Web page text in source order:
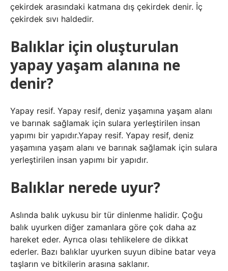
çekirdek arasındaki katmana dış çekirdek denir. İç
çekirdek sıvı haldedir.
Balıklar için oluşturulan
yapay yaşam alanına ne
denir?
Yapay resif. Yapay resif, deniz yaşamına yaşam alanı
ve barınak sağlamak için sulara yerleştirilen insan
yapımı bir yapıdır.Yapay resif. Yapay resif, deniz
yaşamına yaşam alanı ve barınak sağlamak için sulara
yerleştirilen insan yapımı bir yapıdır.
Balıklar nerede uyur?
Aslında balık uykusu bir tür dinlenme halidir. Çoğu
balık uyurken diğer zamanlara göre çok daha az
hareket eder. Ayrıca olası tehlikelere de dikkat
ederler. Bazı balıklar uyurken suyun dibine batar veya
taşların ve bitkilerin arasına saklanır.